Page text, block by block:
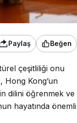
Paylaş Beğen
çeşitliliği onu
Hong Kong’un
dilini öğrenmek ve
hayatında önemli